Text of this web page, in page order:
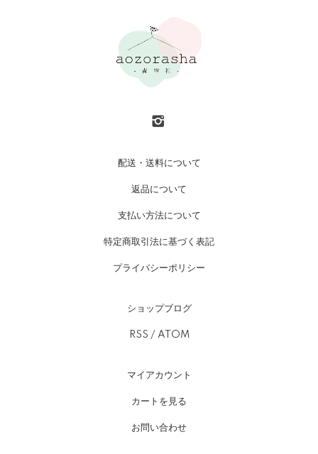
配送・送料について
返品について
支払い方法について
特定商取引法に基づく表記
プライバシーポリシー
ショップブログ
RSS / ATOM
マイアカウント
カートを見る
お問い合わせ